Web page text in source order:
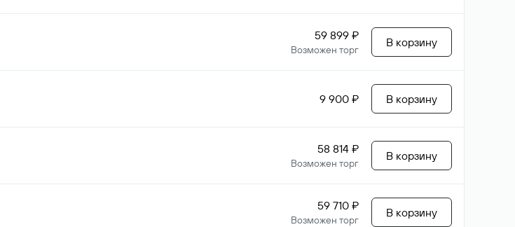
59 899 ₽
Возможен торг
В корзину
9 900 ₽ В корзину
58 814 ₽
Возможен торг
В корзину
59 710 ₽
Возможен торг
В корзину